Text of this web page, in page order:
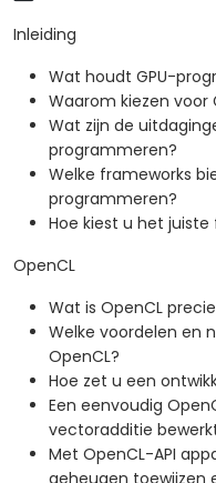
optimaliseren.
De respectieve
om threads,
parallelle
GPU-
hulpmiddelen als
MEMCHECK en
GPU-
technieken zoals
prefetching en
Inleiding
Wat houdt GPU-
Waarom kiezen voor
Wat zijn de
programmeren?
Welke frameworks
programmeren?
Hoe kiest u het
OpenCL
Wat is OpenCL
Welke voordelen en
OpenCL?
Hoe zet u een
Een eenvoudig
vectoradditie
Met OpenCL-API